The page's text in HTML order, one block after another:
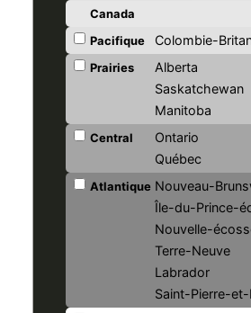
Canada
Pacifique
Colombie-
Prairies
Alberta
Saskatchewan
Manitoba
Central
Ontario
Québec
Atlantique Nouveau-
Île-du-Prince-
Nouvelle-
Terre-Neuve
Labrador
Saint-Pierre-